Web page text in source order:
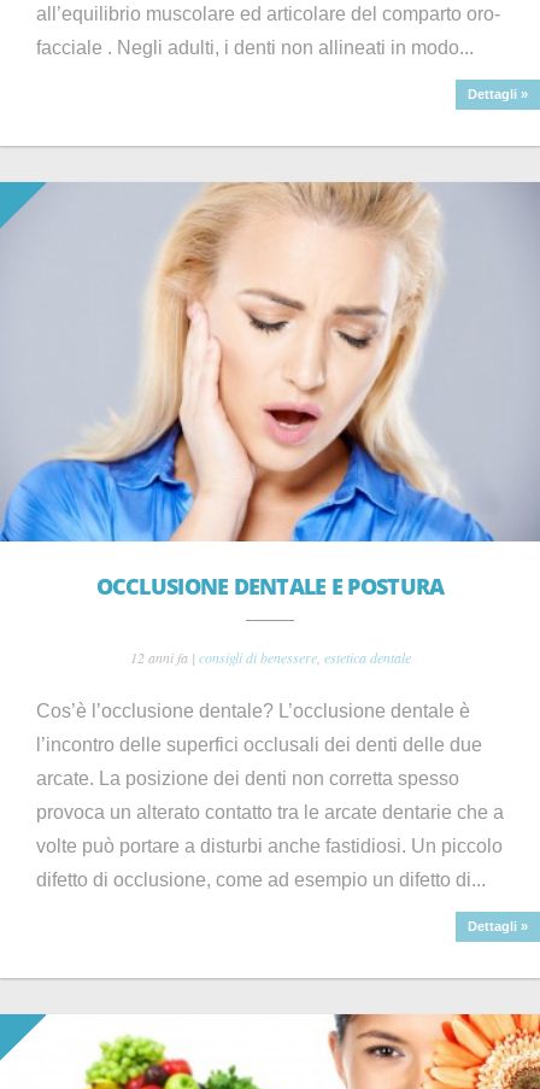
all’equilibrio muscolare ed articolare del comparto oro-
facciale . Negli adulti, i denti non allineati in modo...
Dettagli »
OCCLUSIONE DENTALE E POSTURA
12 anni fa | consigli di benessere, estetica dentale
Cos’è l’occlusione dentale? L’occlusione dentale è
l’incontro delle superfici occlusali dei denti delle due
arcate. La posizione dei denti non corretta spesso
provoca un alterato contatto tra le arcate dentarie che a
volte può portare a disturbi anche fastidiosi. Un piccolo
difetto di occlusione, come ad esempio un difetto di...
Dettagli »